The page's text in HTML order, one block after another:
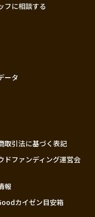
大分
フに相談する
ータ
取引法に基づく表記
ドファンディング運営会
報
カイゼン目安箱